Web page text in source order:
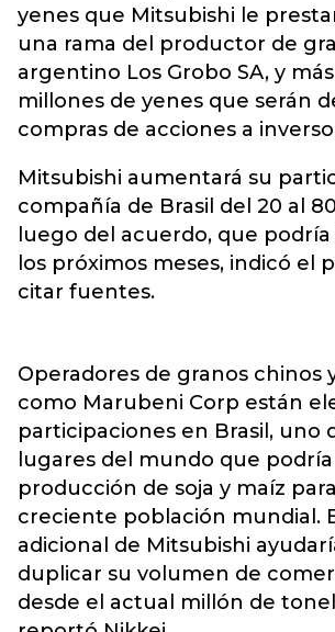
yenes que Mitsubishi le
una rama del productor de
argentino Los Grobo SA, y
millones de yenes que serán
compras de acciones a
Mitsubishi aumentará su
compañía de Brasil del 20 al
luego del acuerdo, que
los próximos meses, indicó el
citar fuentes.
Operadores de granos chinos
como Marubeni Corp están
participaciones en Brasil, uno
lugares del mundo que
producción de soja y maíz
creciente población mundial.
adicional de Mitsubishi
duplicar su volumen de
desde el actual millón de